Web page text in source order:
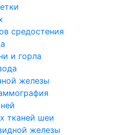
средостения
и горла
железы
тканей шеи
железы